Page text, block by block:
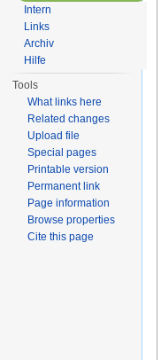
Intern
Links
Archiv
Hilfe
Tools
What links here
Related changes
Upload file
Special pages
Printable version
Permanent link
Page information
Browse properties
Cite this page